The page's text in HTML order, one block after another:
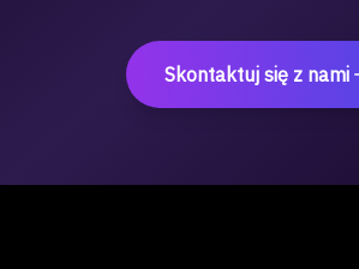
Skontaktuj się z nami